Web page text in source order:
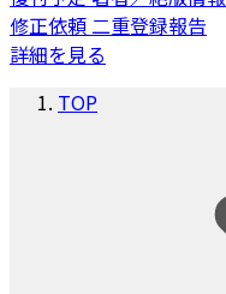
修正依頼 二重登録報告
詳細を見る
TOP